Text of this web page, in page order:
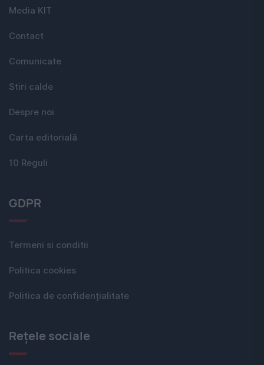
Media KIT
Contact
Comunicate
Stiri calde
Despre noi
Carta editorială
10 Reguli
GDPR
Termeni si conditii
Politica cookies
Politica de confidențialitate
Rețele sociale